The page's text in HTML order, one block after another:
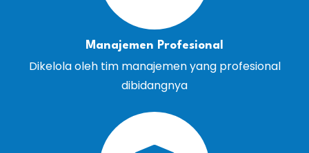
Manajemen Profesional
Dikelola oleh tim manajemen yang profesional
dibidangnya